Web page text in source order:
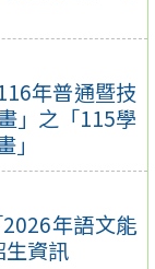
年普通暨技
」之「115學
年語文能
資訊